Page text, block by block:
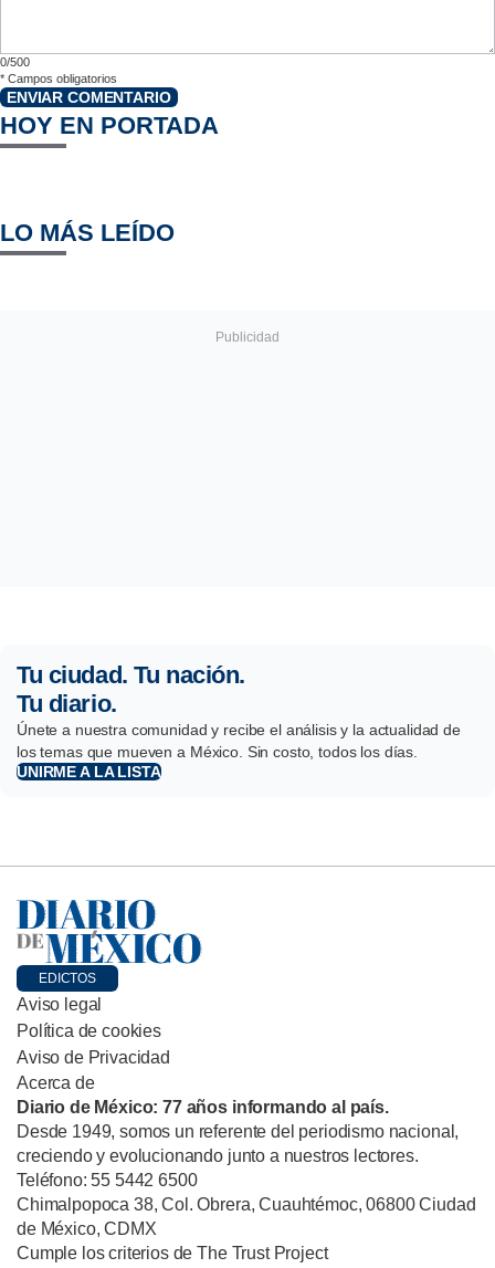
0/500
* Campos obligatorios
ENVIAR COMENTARIO
HOY EN PORTADA
LO MÁS LEÍDO
Tu ciudad. Tu nación.
Tu diario.
Únete a nuestra comunidad y recibe el análisis y la actualidad de
los temas que mueven a México. Sin costo, todos los días.
UNIRME A LA LISTA
EDICTOS
Aviso legal
Política de cookies
Aviso de Privacidad
Acerca de
Diario de México: 77 años informando al país.
Desde 1949, somos un referente del periodismo nacional,
creciendo y evolucionando junto a nuestros lectores.
Teléfono: 55 5442 6500
Chimalpopoca 38, Col. Obrera, Cuauhtémoc, 06800 Ciudad
de México, CDMX
Cumple los criterios de The Trust Project